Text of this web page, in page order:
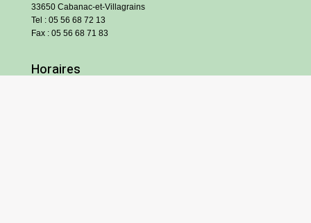
33650 Cabanac-et-Villagrains
Tel : 05 56 68 72 13
Fax : 05 56 68 71 83
Horaires